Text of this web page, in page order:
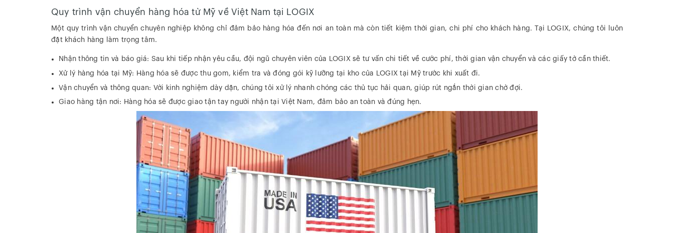
Quy trình vận chuyển hàng hóa từ Mỹ về Việt Nam tại LOGIX
Một quy trình vận chuyển chuyên nghiệp không chỉ đảm bảo hàng hóa đến nơi an toàn mà còn tiết kiệm thời gian, chi phí cho khách hàng. Tại LOGIX, chúng tôi luôn
đặt khách hàng làm trọng tâm.
Nhận thông tin và báo giá: Sau khi tiếp nhận yêu cầu, đội ngũ chuyên viên của LOGIX sẽ tư vấn chi tiết về cước phí, thời gian vận chuyển và các giấy tờ cần thiết.
Xử lý hàng hóa tại Mỹ: Hàng hóa sẽ được thu gom, kiểm tra và đóng gói kỹ lưỡng tại kho của LOGIX tại Mỹ trước khi xuất đi.
Vận chuyển và thông quan: Với kinh nghiệm dày dặn, chúng tôi xử lý nhanh chóng các thủ tục hải quan, giúp rút ngắn thời gian chờ đợi.
Giao hàng tận nơi: Hàng hóa sẽ được giao tận tay người nhận tại Việt Nam, đảm bảo an toàn và đúng hẹn.